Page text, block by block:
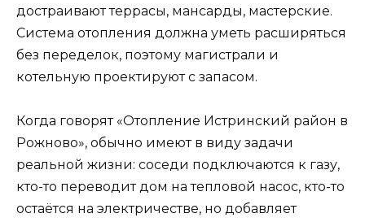
достраивают террасы, мансарды, мастерские.
Система отопления должна уметь расширяться
без переделок, поэтому магистрали и
котельную проектируют с запасом.
Когда говорят «Отопление Истринский район в
Рожново», обычно имеют в виду задачи
реальной жизни: соседи подключаются к газу,
кто-то переводит дом на тепловой насос, кто-то
остаётся на электричестве, но добавляет